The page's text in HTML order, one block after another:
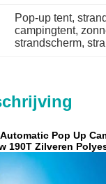
Pop-up tent,
campingtent,
strandscherm,
Pop Up
190T Zilveren